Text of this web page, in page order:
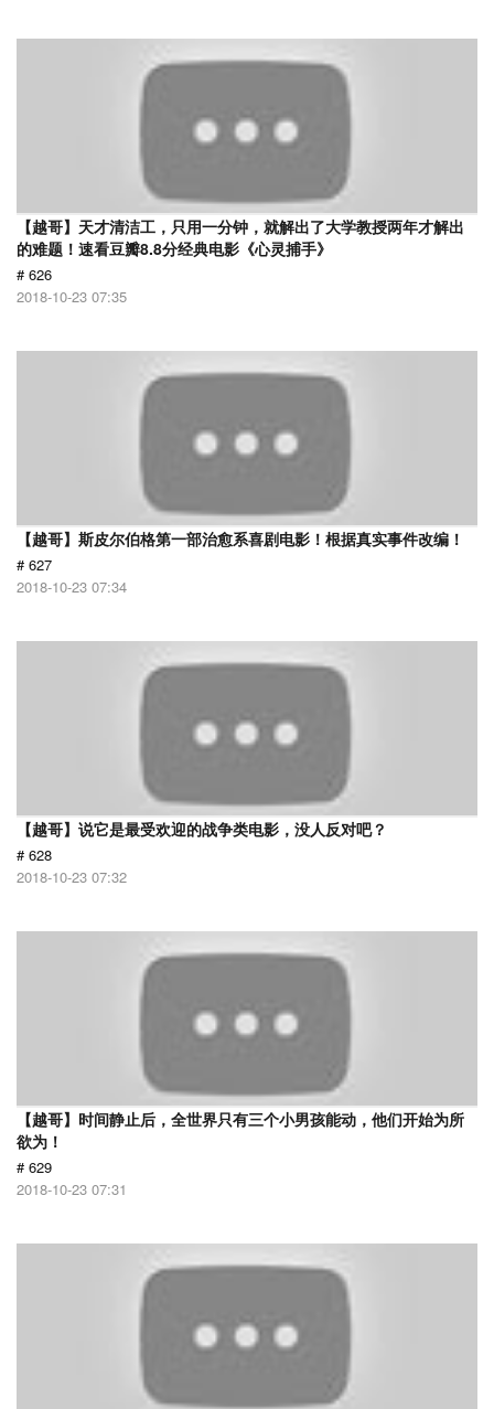
【越哥】天才清洁工，只用一分钟，就解出了大学教授两年才解出
的难题！速看豆瓣8.8分经典电影《心灵捕手》
# 626
2018-10-23 07:35
【越哥】斯皮尔伯格第一部治愈系喜剧电影！根据真实事件改编！
# 627
2018-10-23 07:34
【越哥】说它是最受欢迎的战争类电影，没人反对吧？
# 628
2018-10-23 07:32
【越哥】时间静止后，全世界只有三个小男孩能动，他们开始为所
欲为！
# 629
2018-10-23 07:31